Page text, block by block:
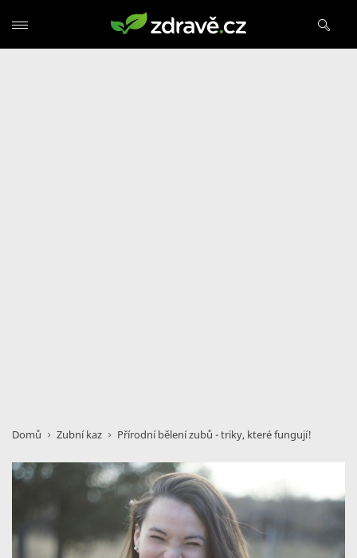
Domů Zubní kaz Přírodní bělení zubů - triky, které fungují!